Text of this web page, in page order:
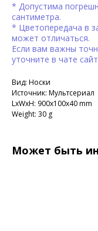
* Допустима
сантиметра.
* Цветопередача в
может отличаться.
Если вам важны
уточните в чате
Вид: Носки
Источник: Мультсериал
LxWxH: 900x100x40 mm
Weight: 30 g
Может быть